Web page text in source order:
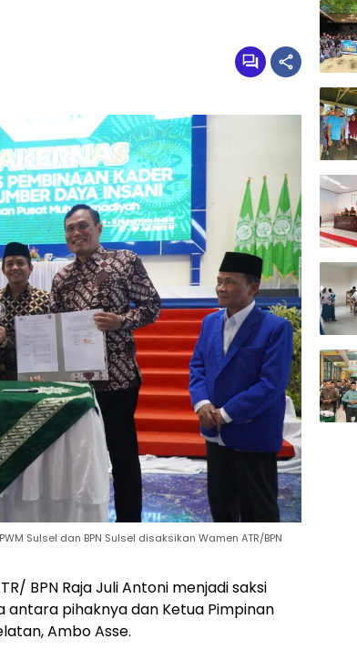
Sulsel dan BPN Sulsel disaksikan Wamen ATR/BPN
BPN Raja Juli Antoni menjadi saksi
pihaknya dan Ketua Pimpinan
Ambo Asse.